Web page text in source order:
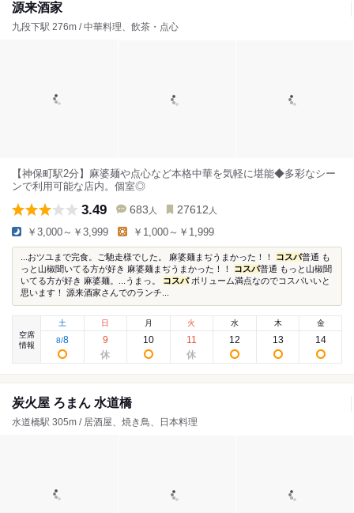
源来酒家
九段下駅 276m / 中華料理、飲茶・点心
【神保町駅2分】麻婆麺や点心など本格中華を気軽に堪能◆多彩なシー
ンで利用可能な店内。個室◎
3.49 683 人 27612 人
￥3,000～￥3,999 ￥1,000～￥1,999
...おツユまで完食。ご馳走様でした。 麻婆麺まぢうまかった！！ コスパ普通 も
っと山椒聞いてる方が好き 麻婆麺まぢうまかった！！ コスパ普通 もっと山椒聞
いてる方が好き 麻婆麺。...うまっ。 コスパボリューム満点なのでコスパいいと
思います！ 源来酒家さんでのランチ...
空席
情報
土
8/8
日
9
月
10
火
11
水
12
木
13
金
14
炭火屋 ろまん 水道橋
水道橋駅 305m / 居酒屋、焼き鳥、日本料理